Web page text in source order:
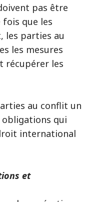
pas être
fois que les
les parties au
les mesures
récupérer les
au conflit un
qui
international
et